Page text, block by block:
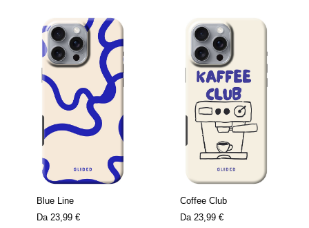
Blue Line
Da 23,99 €
Coffee Club
Da 23,99 €